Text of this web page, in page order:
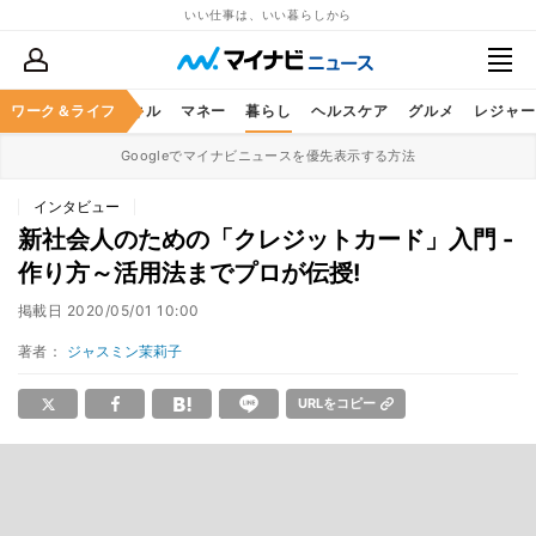
いい仕事は、いい暮らしから
ワーク＆ライフ
ア ビジネススキル マネー 暮らし ヘルスケア グルメ レジャー
Googleでマイナビニュースを優先表示する方法
インタビュー
新社会人のための「クレジットカード」入門 -
作り方～活用法までプロが伝授!
掲載日 2020/05/01 10:00
著者： ジャスミン茉莉子
URLをコピー